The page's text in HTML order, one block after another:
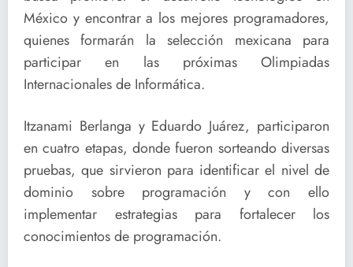
México y encontrar a los mejores programadores,
quienes formarán la selección mexicana para
participar en las próximas Olimpiadas
Internacionales de Informática.
Itzanami Berlanga y Eduardo Juárez, participaron
en cuatro etapas, donde fueron sorteando diversas
pruebas, que sirvieron para identificar el nivel de
dominio sobre programación y con ello
implementar estrategias para fortalecer los
conocimientos de programación.